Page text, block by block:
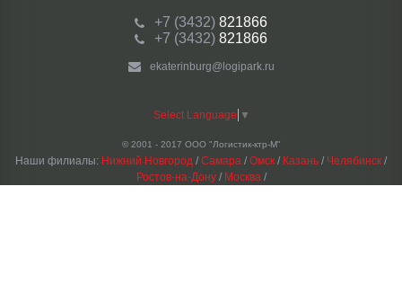
+7 (3432)821866
+7 (3432)821866
ekaterinburg@logipark.ru
Select Language ▼
© 2001 - 2017 ООО "Логистик-ктр-М"
Наши филиалы: Нижний Новгород / Самара / Омск / Казань / Челябинск /
Ростов-на-Дону/ Москва /